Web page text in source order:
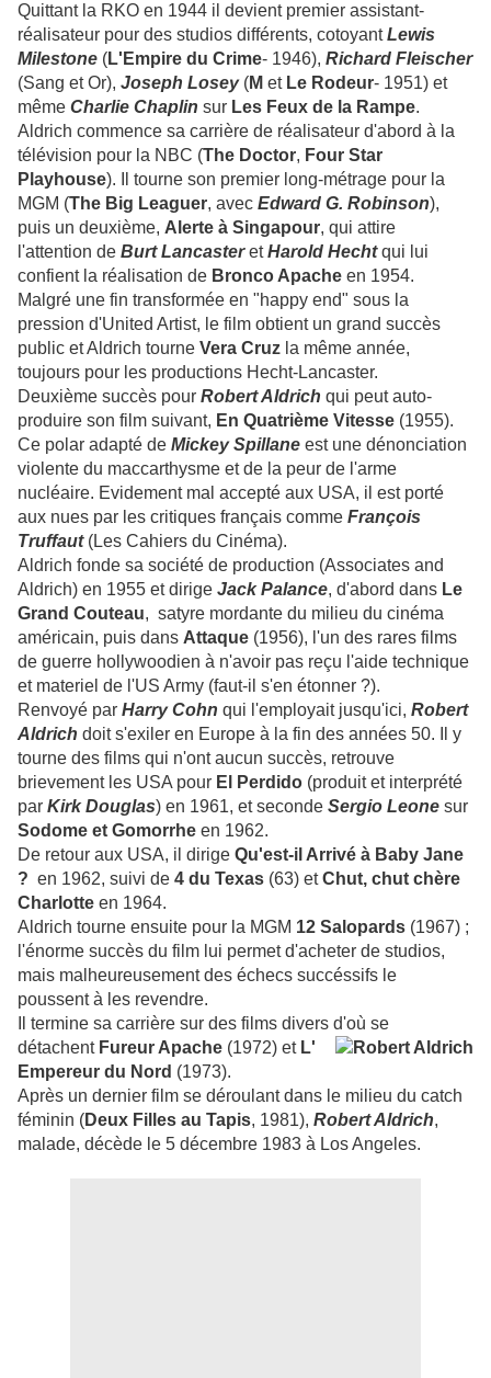
Quittant la RKO en 1944 il devient premier assistant-
réalisateur pour des studios différents, cotoyantLewis
Milestone (L'Empire du Crime- 1946), Richard Fleischer
(Sang et Or), Joseph Losey (M et Le Rodeur- 1951) et
même Charlie Chaplin sur Les Feux de la Rampe.
Aldrich commence sa carrière de réalisateur d'abord à la
télévision pour la NBC (The Doctor, Four Star
Playhouse). Il tourne son premier long-métrage pour la
MGM (The Big Leaguer, avec Edward G. Robinson),
puis un deuxième, Alerte à Singapour, qui attire
l'attention de Burt LancasteretHarold Hecht qui lui
confient la réalisation de Bronco Apache en 1954.
Malgré une fin transformée en "happy end" sous la
pression d'United Artist, le film obtient un grand succès
public et Aldrich tourne Vera Cruz la même année,
toujours pour les productions Hecht-Lancaster.
Deuxième succès pour Robert Aldrich qui peut auto-
produire son film suivant, En Quatrième Vitesse (1955).
Ce polar adapté de Mickey Spillane est une dénonciation
violente du maccarthysme et de la peur de l'arme
nucléaire. Evidement mal accepté aux USA, il est porté
aux nues par les critiques français comme François
Truffaut (Les Cahiers du Cinéma).
Aldrich fonde sa société de production (Associates and
Aldrich) en 1955 et dirige Jack Palance, d'abord dans Le
Grand Couteau, satyre mordante du milieu du cinéma
américain, puis dans Attaque (1956), l'un des rares films
de guerre hollywoodien à n'avoir pas reçu l'aide technique
et materiel de l'US Army (faut-il s'en étonner ?).
Renvoyé par Harry Cohn qui l'employait jusqu'ici, Robert
Aldrich doit s'exiler en Europe à la fin des années 50. Il y
tourne des films qui n'ont aucun succès, retrouve
brievement les USA pour El Perdido (produit et interprété
par Kirk Douglas) en 1961, et seconde Sergio Leone sur
Sodome et Gomorrhe en 1962.
De retour aux USA, il dirige Qu'est-il Arrivé à Baby Jane
? en 1962, suivi de 4 du Texas (63) etChut, chut chère
Charlotte en 1964.
Aldrich tourne ensuite pour la MGM 12 Salopards (1967) ;
l'énorme succès du film lui permet d'acheter de studios,
mais malheureusement des échecs succéssifs le
poussent à les revendre.
Il termine sa carrière sur des films divers d'où se
détachent Fureur Apache (1972) et L'
Empereur du Nord (1973).
Après un dernier film se déroulant dans le milieu du catch
féminin (Deux Filles au Tapis, 1981), Robert Aldrich,
malade, décède le 5 décembre 1983 à Los Angeles.